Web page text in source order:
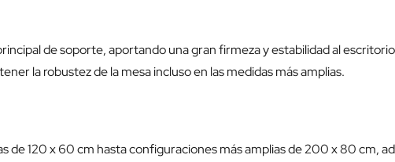
de soporte, aportando una gran firmeza y estabilidad al
la robustez de la mesa incluso en las medidas más amplias.
de 120 x 60 cm hasta configuraciones más amplias de 200 x 80 cm,